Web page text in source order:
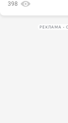
398
РЕКЛАМА •